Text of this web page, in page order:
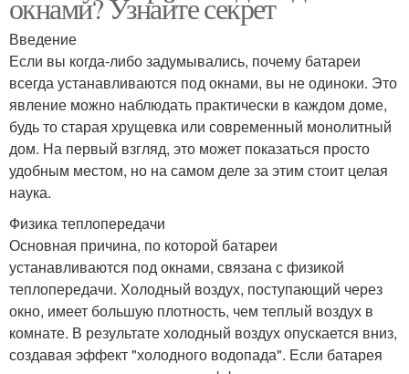
окнами? Узнайте секрет
Введение
Если вы когда-либо задумывались, почему батареи
всегда устанавливаются под окнами, вы не одиноки. Это
явление можно наблюдать практически в каждом доме,
будь то старая хрущевка или современный монолитный
дом. На первый взгляд, это может показаться просто
удобным местом, но на самом деле за этим стоит целая
наука.
Физика теплопередачи
Основная причина, по которой батареи
устанавливаются под окнами, связана с физикой
теплопередачи. Холодный воздух, поступающий через
окно, имеет большую плотность, чем теплый воздух в
комнате. В результате холодный воздух опускается вниз,
создавая эффект "холодного водопада". Если батарея